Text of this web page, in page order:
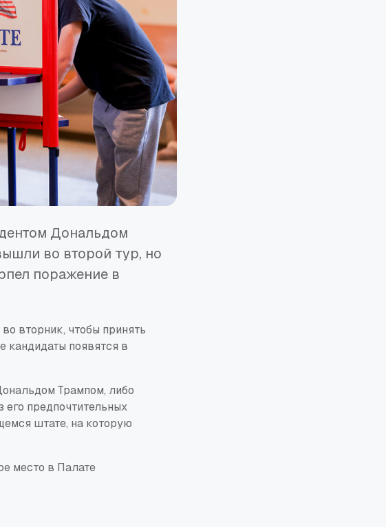
Дональдом
во второй тур, но
поражение в
вторник, чтобы принять
кандидаты появятся в
Трампом, либо
предпочтительных
штате, на которую
место в Палате